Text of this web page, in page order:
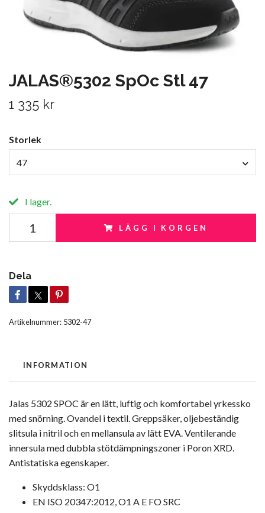
JALAS®5302 SpOc Stl 47
1 335 kr
Storlek
47
I lager.
LÄGG I KORGEN
Dela
Artikelnummer: 5302-47
INFORMATION
Jalas 5302 SPOC är en lätt, luftig och komfortabel yrkessko
med snörning. Ovandel i textil. Greppsäker, oljebeständig
slitsula i nitril och en mellansula av lätt EVA. Ventilerande
innersula med dubbla stötdämpningszoner i Poron XRD.
Antistatiska egenskaper.
Skyddsklass: O1
EN ISO 20347:2012, O1 A E FO SRC